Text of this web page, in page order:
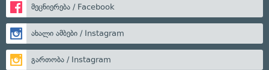
მეცნიერება / Facebook
ახალი ამბები / Instagram
გართობა / Instagram